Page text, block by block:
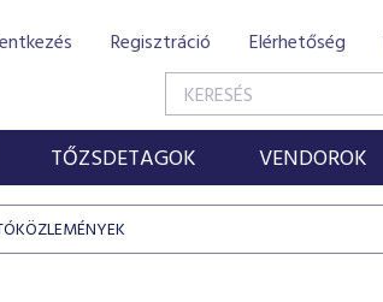
Regisztráció Elérhetőség
TŐZSDETAGOK VENDOROK